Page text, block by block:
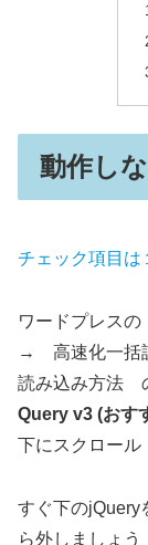
動作し
チェック項目は
ワードプレス
→ 高速化一括
読み込み方法
Query v3 (おす
下にスクロール
すぐ下の
ら外しましょう